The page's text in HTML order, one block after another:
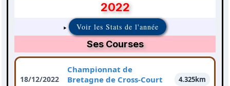
2022
Voir les Stats de l'année
Ses Courses
18/12/2022
Championnat de
Bretagne de Cross-Court
4.325km